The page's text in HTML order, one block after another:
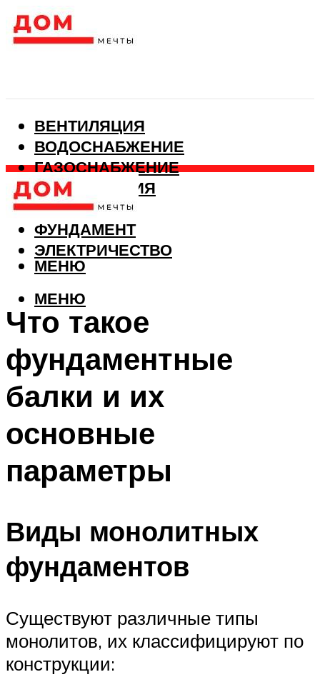
ВЕНТИЛЯЦИЯ
ВОДОСНАБЖЕНИЕ
ГАЗОСНАБЖЕНИЕ
КАНАЛИЗАЦИЯ
ОТОПЛЕНИЕ
ФУНДАМЕНТ
ЭЛЕКТРИЧЕСТВО
МЕНЮ
МЕНЮ
Что такое
фундаментные
балки и их
основные
параметры
Виды монолитных
фундаментов
Существуют различные типы
монолитов, их классифицируют по
конструкции: